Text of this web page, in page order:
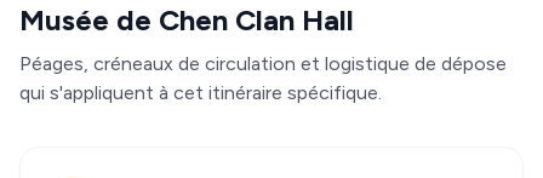
Musée de Chen Clan Hall
Péages, créneaux de circulation et logistique de dépose
qui s'appliquent à cet itinéraire spécifique.